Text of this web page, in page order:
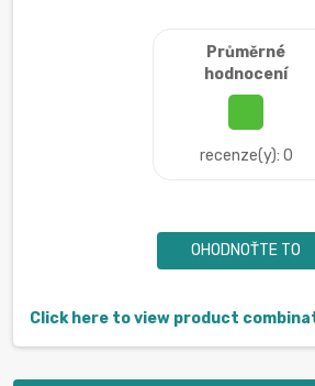
Průměrné
hodnocení
recenze(y): 0
OHODNOŤTE TO
Click here to view product